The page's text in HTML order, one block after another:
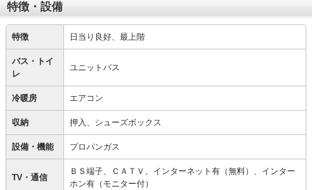
特徴・設備
特徴 日当り良好、最上階
バス・トイ
レ
ユニットバス
冷暖房 エアコン
収納 押入、シューズボックス
設備・機能 プロパンガス
TV・通信
ＢＳ端子、ＣＡＴＶ、インターネット有（無料）、インター
ホン有（モニター付）